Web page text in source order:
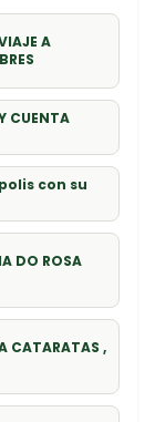
A
CUENTA
con su
DO ROSA
CATARATAS ,